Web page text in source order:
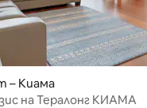
– Киама
на Тералонг КИАМА